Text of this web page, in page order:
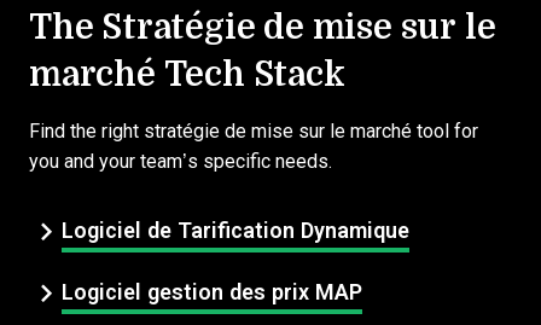
The Stratégie de mise sur le
marché Tech Stack
Find the right stratégie de mise sur le marché tool for
you and your team’s specific needs.
Logiciel de Tarification Dynamique
Logiciel gestion des prix MAP